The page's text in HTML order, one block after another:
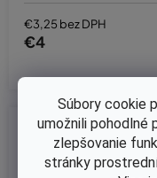
Súbory cookie
umožnili pohodlné
zlepšovanie
stránky
€3,25 bez DPH
€4